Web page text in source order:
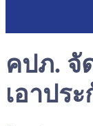
คปภ. จั
เอาปร